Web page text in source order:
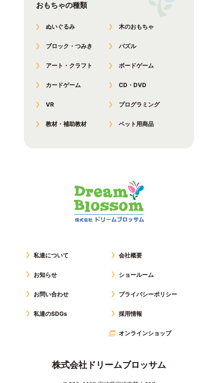
おもちゃの種類
ぬいぐるみ 木のおもちゃ
ブロック・つみき パズル
アート・クラフト ボードゲーム
カードゲーム CD・DVD
VR プログラミング
教材・補助教材 ペット用商品
私達について
お知らせ
お問い合わせ
私達のSDGs
会社概要
ショールーム
プライバシーポリシー
採用情報
オンラインショップ
株式会社ドリームブロッサム